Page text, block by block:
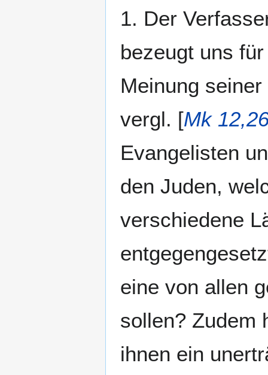
1. Der
bezeugt uns
Meinung
vergl. [Mk
Evangelisten
den Juden,
verschiedene
eine von allen
sollen? Zudem
ihnen ein